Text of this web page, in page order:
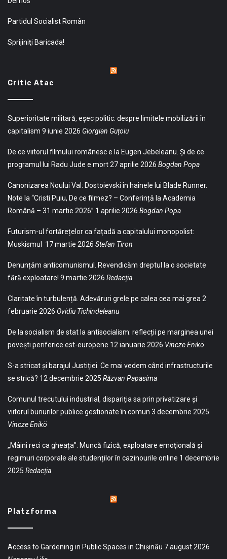
Partidul Socialist Român
Sprijiniţi Baricada!
Critic Atac
Superioritate militară, eșec politic: despre limitele mobilizării în
capitalism 9 iunie 2026 Giorgian Guțoiu
De ce viitorul filmului românesc e la Eugen Jebeleanu. Și de ce
programul lui Radu Jude e mort27 aprilie 2026 Bogdan Popa
Canonizarea Noului Val: Dostoievski în hainele lui Blade Runner.
Note la “Cristi Puiu, De ce filmez? – Conferință la Academia
Română – 31 martie 2026” 1 aprilie 2026 Bogdan Popa
Futurism-ul fortărețelor ca fațadă a capitalului monopolist:
Muskismul 17 martie 2026 Stefan Tiron
Denunțăm anticomunismul. Revendicăm dreptul la o societate
fără exploatare! 9 martie 2026 Redacția
Claritate în turbulență. Adevăruri grele pe calea cea mai grea 2
februarie 2026 Ovidiu Tichindeleanu
De la socialism de stat la antisocialism: reflecții pe marginea unei
povești periferice est-europene 12 ianuarie 2026 Vincze Enikö
S-a stricat și barajul Justiției. Ce mai vedem când infrastructurile
se strică? 12 decembrie 2025 Răzvan Papasima
Comunul trecutului industrial, dispariția sa prin privatizare și
viitorul bunurilor publice gestionate în comun 3 decembrie 2025
Vincze Enikö
„Mâini reci ca gheața”: Muncă fizică, exploatare emoțională și
regimuri corporale ale studenților în cazinourile online 1 decembrie
2025 Redacția
Platzforma
Access to Gardening in Public Spaces in Chișinău 7 august 2026